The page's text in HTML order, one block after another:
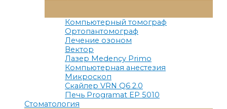
Меню
Компьютерный томограф
Ортопантомограф
Лечение озоном
Вектор
Лазер Medency Primo
Компьютерная анестезия
Микроскоп
Скайлер VRN Q6 2.0
Печь Programat EP 5010
Стоматология